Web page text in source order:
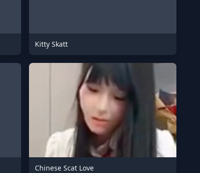
Kitty Skatt
Chinese Scat Love